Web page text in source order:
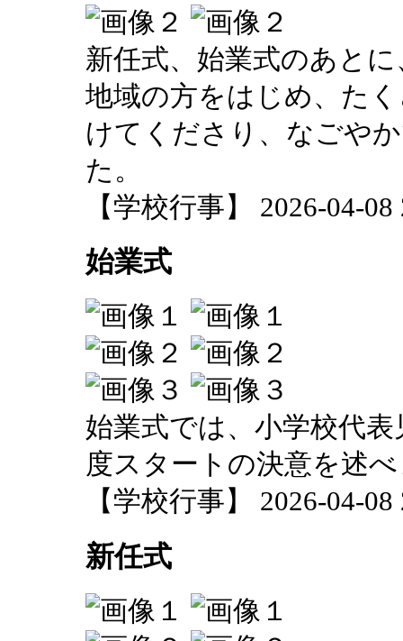
新任式、始業式のあと
地域の方をはじめ、た
けてくださり、なごや
た。
【学校行事】 2026-04-
始業式
始業式では、小学校代
度スタートの決意を述
【学校行事】 2026-04-
新任式